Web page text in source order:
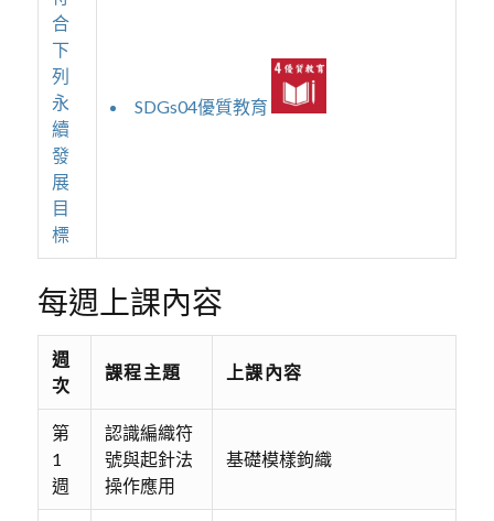
合
下
列
永
續
發
展
目
標
SDGs04優質教育
每週上課內容
週
次
課程主題 上課內容
第
1
週
認識編織符
號與起針法
操作應用
基礎模樣鉤織